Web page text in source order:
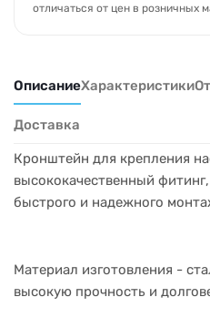
отличаться от цен в розничных
ОписаниеХарактеристики
Доставка
Кронштейн для крепления
высококачественный
быстрого и надежного
Материал изготовления -
высокую прочность и